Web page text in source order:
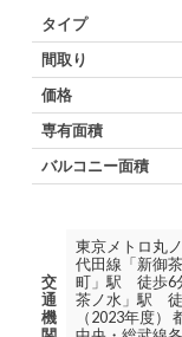
タイプ
間取り
価格
専有面積
バルコニー面積
交
通
機
東京メトロ丸
代田線「新御
町」駅 徒歩6
茶ノ水」駅 徒
（2023年度